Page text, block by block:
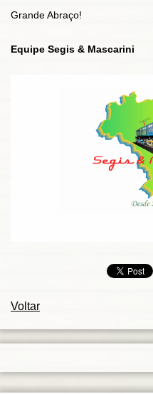
Grande Abraço!
Equipe Segis & Mascarini
Voltar